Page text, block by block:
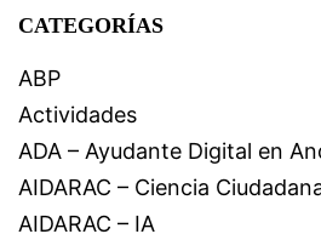
CATEGORÍAS
ABP
Actividades
ADA – Ayudante Digital en
AIDARAC – Ciencia
AIDARAC – IA